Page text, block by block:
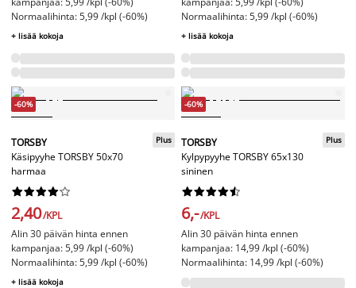
Normaalihinta: 5,99 /kpl (-60%)
+ lisää kokoja
Normaalihinta: 5,99 /kpl (-60%)
+ lisää kokoja
-60%
TORSBY
Käsipyyhe TORSBY 50x70
harmaa
Plus






2,40/KPL
Alin 30 päivän hinta ennen
kampanjaa: 5,99 /kpl (-60%)
Normaalihinta: 5,99 /kpl (-60%)
+ lisää kokoja
-60%
TORSBY
Kylpypyyhe TORSBY 65x130
sininen
Plus






6,-/KPL
Alin 30 päivän hinta ennen
kampanjaa: 14,99 /kpl (-60%)
Normaalihinta: 14,99 /kpl (-60%)